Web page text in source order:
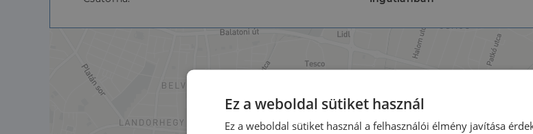
Ez a weboldal sütiket használ
Ez a weboldal sütiket használ a felhasználói élmény javítása